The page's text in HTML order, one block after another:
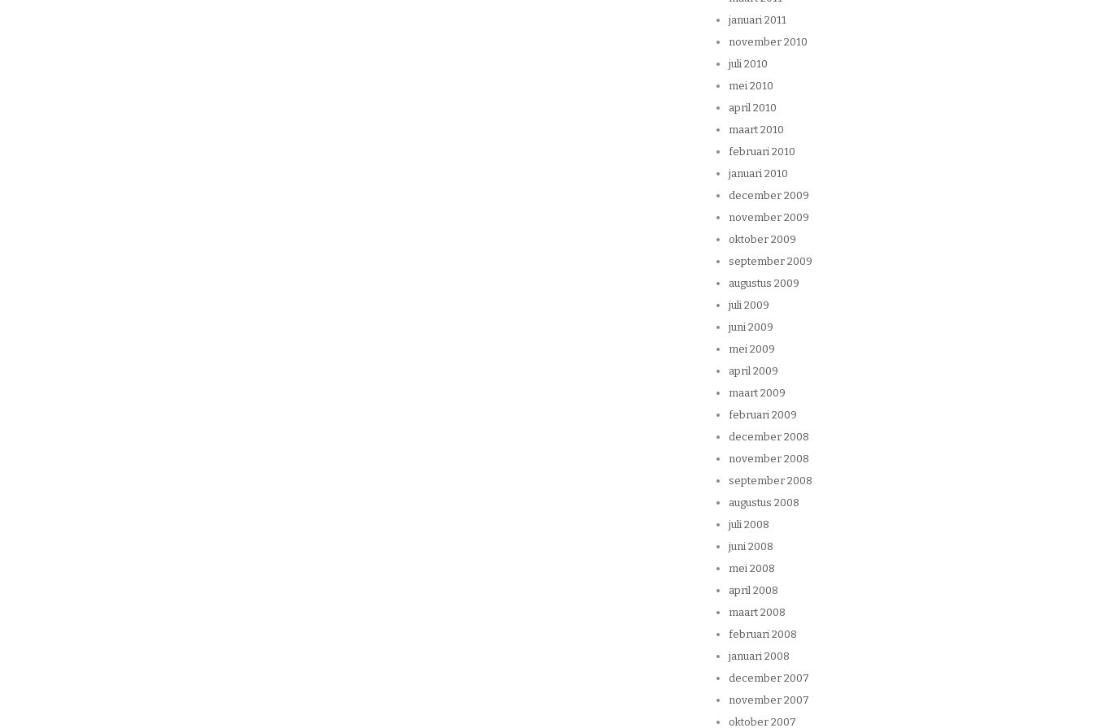
januari 2011
november 2010
juli 2010
mei 2010
april 2010
maart 2010
februari 2010
januari 2010
december 2009
november 2009
oktober 2009
september 2009
augustus 2009
juli 2009
juni 2009
mei 2009
april 2009
maart 2009
februari 2009
december 2008
november 2008
september 2008
augustus 2008
juli 2008
juni 2008
mei 2008
april 2008
maart 2008
februari 2008
januari 2008
december 2007
november 2007
oktober 2007